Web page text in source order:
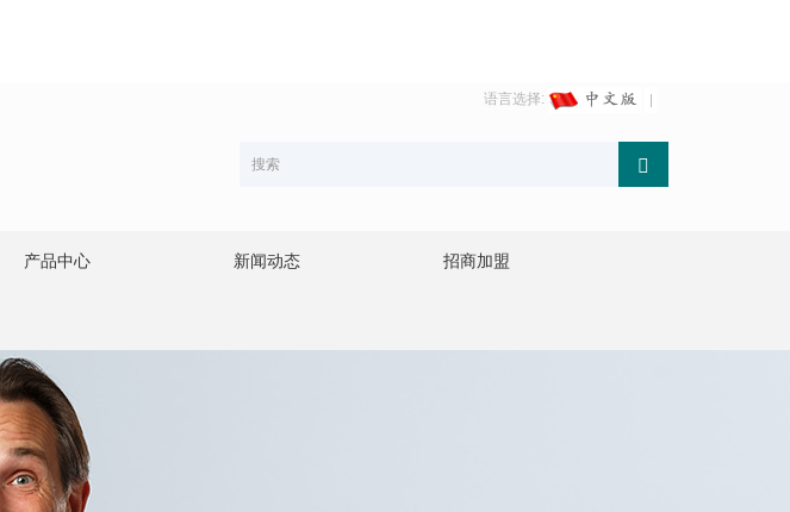
语言选择:
产品中心 新闻动态 招商加盟